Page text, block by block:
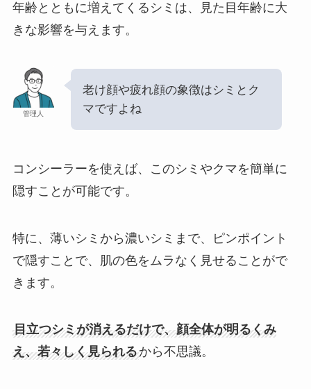
年齢とともに増えてくるシミは、見た目年齢に大
きな影響を与えます。
管理人
老け顔や疲れ顔の象徴はシミとク
マですよね
コンシーラーを使えば、このシミやクマを簡単に
隠すことが可能です。
特に、薄いシミから濃いシミまで、ピンポイント
で隠すことで、肌の色をムラなく見せることがで
きます。
目立つシミが消えるだけで、顔全体が明るくみ
え、若々しく見られるから不思議。